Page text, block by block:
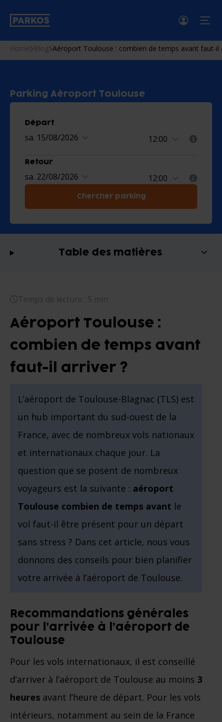
Home Blog Aéroport Toulouse : combien de temps avant faut-il
Parking Aéroport Toulouse
Départ
sa. 15/08/2026
Retour
sa. 22/08/2026
Chercher parking
Temps de lecture : 5 min
Aéroport Toulouse :
combien de temps avant
faut-il arriver ?
L’aéroport de Toulouse-Blagnac (TLS) est
un hub important du sud-ouest de la
France, avec de nombreux vols nationaux
et internationaux chaque jour. La
question que se posent de nombreux
voyageurs est la suivante : aéroport
Toulouse combien de temps avant le
vol faut-il être présent pour un départ
sans stress ? Dans cet article, nous vous
donnons des conseils pour bien planifier
votre arrivée à l’aéroport de Toulouse.
Recommandations générales
pour l’arrivée à l’aéroport de
Toulouse
Pour les vols internationaux, il est conseillé
d’arriver à l’aéroport de Toulouse au moins 3
heures avant l’heure de départ. Pour les vols
intérieurs, notamment au sein de la France
Table des matières